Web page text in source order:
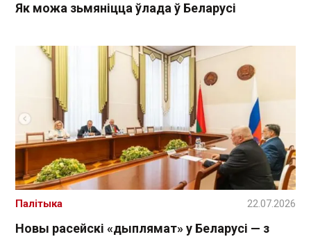
Як можа зьмяніцца ўлада ў Беларусі
Новы расейскі «дыплямат» у Беларусі — з
Палітыка 22.07.2026